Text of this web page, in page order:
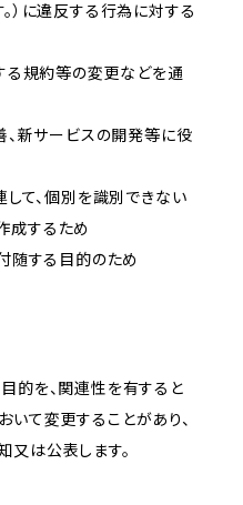
）に違反する行為に対する
る規約等の変更などを通
、新サービスの開発等に役
して、個別を識別できない
成するため
随する目的のため
的を、関連性を有すると
て変更することがあり、
は公表します。